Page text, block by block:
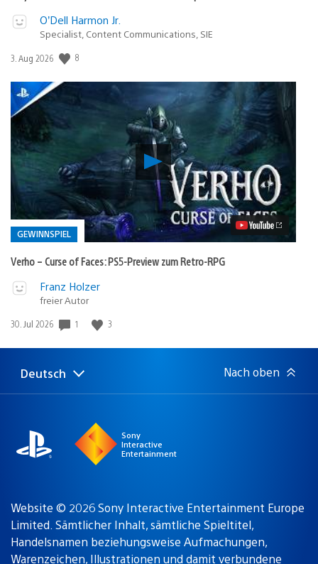
O’Dell Harmon Jr.
Specialist, Content Communications, SIE
Veröffentlichungsdatum:
3. Aug 2026 8
Verho
–
Curse
of
Faces:
PS5-
Preview
zum
Retro-
GEWINNSPIEL
Verho – Curse of Faces: PS5-Preview zum Retro-RPG
Veröffentlicht
Gewinnspiel
Franz Holzer
freier Autor
Veröffentlichungsdatum:
30. Jul 2026 1 3
Select
Aktuelle
Deutsch Nach oben
Sony
Interactive
Entertainment
Website © 2026 Sony Interactive Entertainment Europe
Limited. Sämtlicher Inhalt, sämtliche Spieltitel,
Handelsnamen beziehungsweise Aufmachungen,
Warenzeichen, Illustrationen und damit verbundene